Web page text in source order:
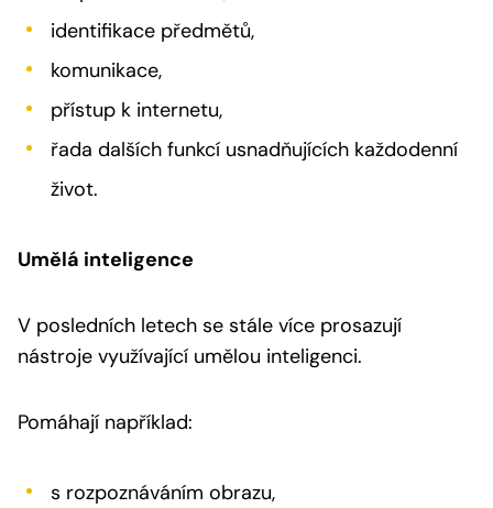
identifikace předmětů,
komunikace,
přístup k internetu,
řada dalších funkcí usnadňujících každodenní
život.
Umělá inteligence
V posledních letech se stále více prosazují
nástroje využívající umělou inteligenci.
Pomáhají například:
s rozpoznáváním obrazu,